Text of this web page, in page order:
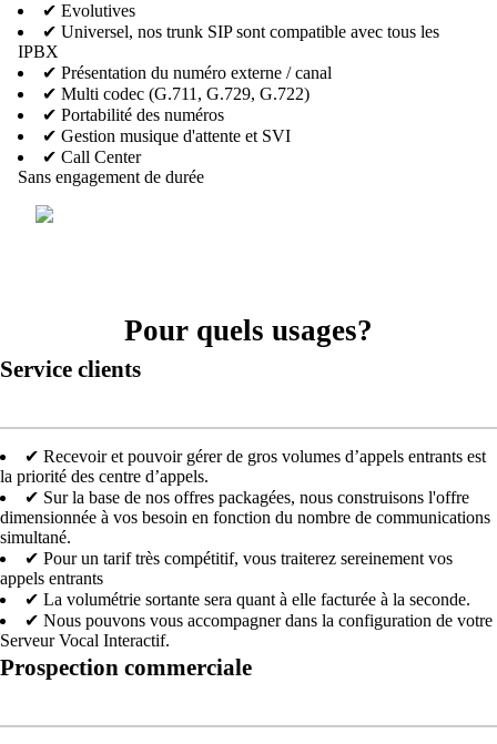
✔ Evolutives
✔ Universel, nos trunk SIP sont compatible avec tous les
IPBX
✔ Présentation du numéro externe / canal
✔ Multi codec (G.711, G.729, G.722)
✔ Portabilité des numéros
✔ Gestion musique d'attente et SVI
✔ Call Center
Sans engagement de durée
Pour quels usages?
Service clients
✔ Recevoir et pouvoir gérer de gros volumes d’appels entrants est
la priorité des centre d’appels.
✔ Sur la base de nos offres packagées, nous construisons l'offre
dimensionnée à vos besoin en fonction du nombre de communications
simultané.
✔ Pour un tarif très compétitif, vous traiterez sereinement vos
appels entrants
✔ La volumétrie sortante sera quant à elle facturée à la seconde.
✔ Nous pouvons vous accompagner dans la configuration de votre
Serveur Vocal Interactif.
Prospection commerciale